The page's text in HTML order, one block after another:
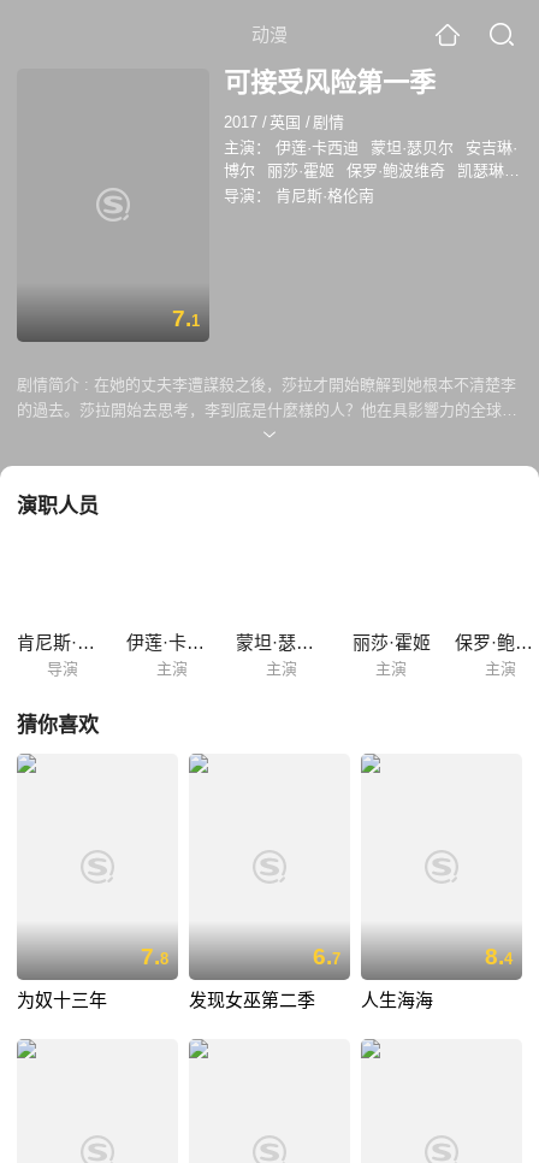
动漫
7.1
可接受风险第一季
2017 / 英国 /剧情
主演：
伊莲·卡西迪 蒙坦·瑟贝尔
安吉琳·
博尔
丽莎·霍姬 保罗·鲍波维奇
凯瑟琳·
沃克
瑞斯特德·库珀
导演： 肯尼斯·格伦南
剧情简介 : 在她的丈夫李遭謀殺之後，莎拉才開始瞭解到她根本不清楚李
的過去。莎拉開始去思考，李到底是什麼樣的人？他在具影響力的全球組
織裡擔任什麼職務？以及，為什麼像李這樣的業務員需要佩槍？
演职人员
肯尼斯·格伦南
导演
伊莲·卡西迪
主演
蒙坦·瑟贝尔
主演
丽莎·霍姬
主演
保罗·鲍波维奇
主演
猜你喜欢
7.8
为奴十三年
6.7
发现女巫第二季
8.4
人生海海